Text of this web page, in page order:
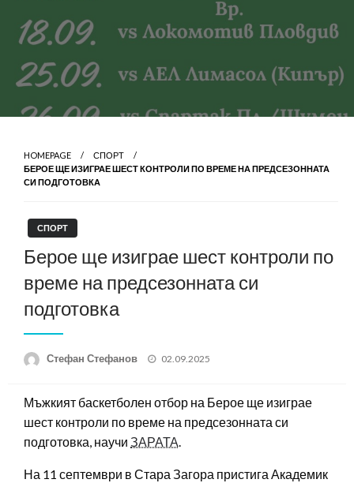
HOMEPAGE
СПОРТ
БЕРОЕ ЩЕ ИЗИГРАЕ ШЕСТ КОНТРОЛИ ПО ВРЕМЕ НА ПРЕДСЕЗОННАТА
СИ ПОДГОТОВКА
СПОРТ
Берое ще изиграе шест контроли по
време на предсезонната си
подготовка
Стефан Стефанов
Posted
02.09.2025
Мъжкият баскетболен отбор на Берое ще изиграе
шест контроли по време на предсезонната си
подготовка, научи ЗАРАТА.
На 11 септември в Стара Загора пристига Академик